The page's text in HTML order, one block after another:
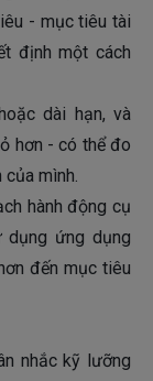
- mục tiêu tài
định một cách
dài hạn, và
hơn - có thể đo
mình.
hành động cụ
ứng dụng
đến mục tiêu
nhắc kỹ lưỡng